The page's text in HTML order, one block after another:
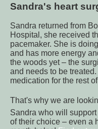
Sandra's heart
Sandra returned from
Hospital, she received
pacemaker. She is
and has more energy
the woods yet – the
and needs to be
medication for the rest
That's why we are
Sandra who will
of their choice – even a